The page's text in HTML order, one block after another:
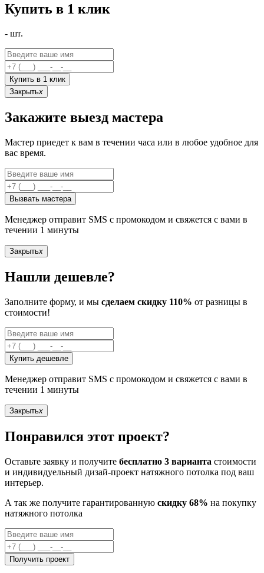
Купить в 1 клик
- шт.
Купить в 1 клик
Закрытьx
Закажите выезд мастера
Мастер приедет к вам в течении часа или в любое удобное для
вас время.
Вызвать мастера
Менеджер отправит SMS с промокодом и свяжется с вами в
течении 1 минуты
Закрытьx
Нашли дешевле?
Заполните форму, и мы сделаем скидку 110% от разницы в
стоимости!
Купить дешевле
Менеджер отправит SMS с промокодом и свяжется с вами в
течении 1 минуты
Закрытьx
Понравился этот проект?
Оставьте заявку и получите бесплатно 3 варианта стоимости
и индивидуельный дизай-проект натяжного потолка под ваш
интерьер.
А так же получите гарантированную скидку 68% на покупку
натяжного потолка
Получить проект